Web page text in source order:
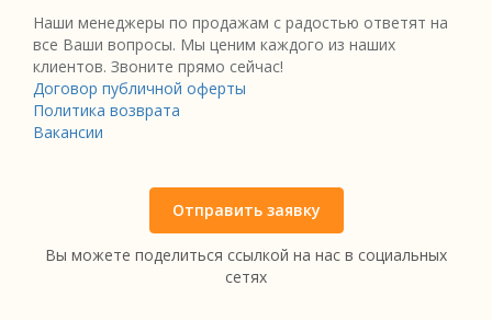
Наши менеджеры по продажам с радостью ответят на
все Ваши вопросы. Мы ценим каждого из наших
клиентов. Звоните прямо сейчас!
Договор публичной оферты
Политика возврата
Вакансии
Отправить заявку
Вы можете поделиться ссылкой на нас в социальных
сетях